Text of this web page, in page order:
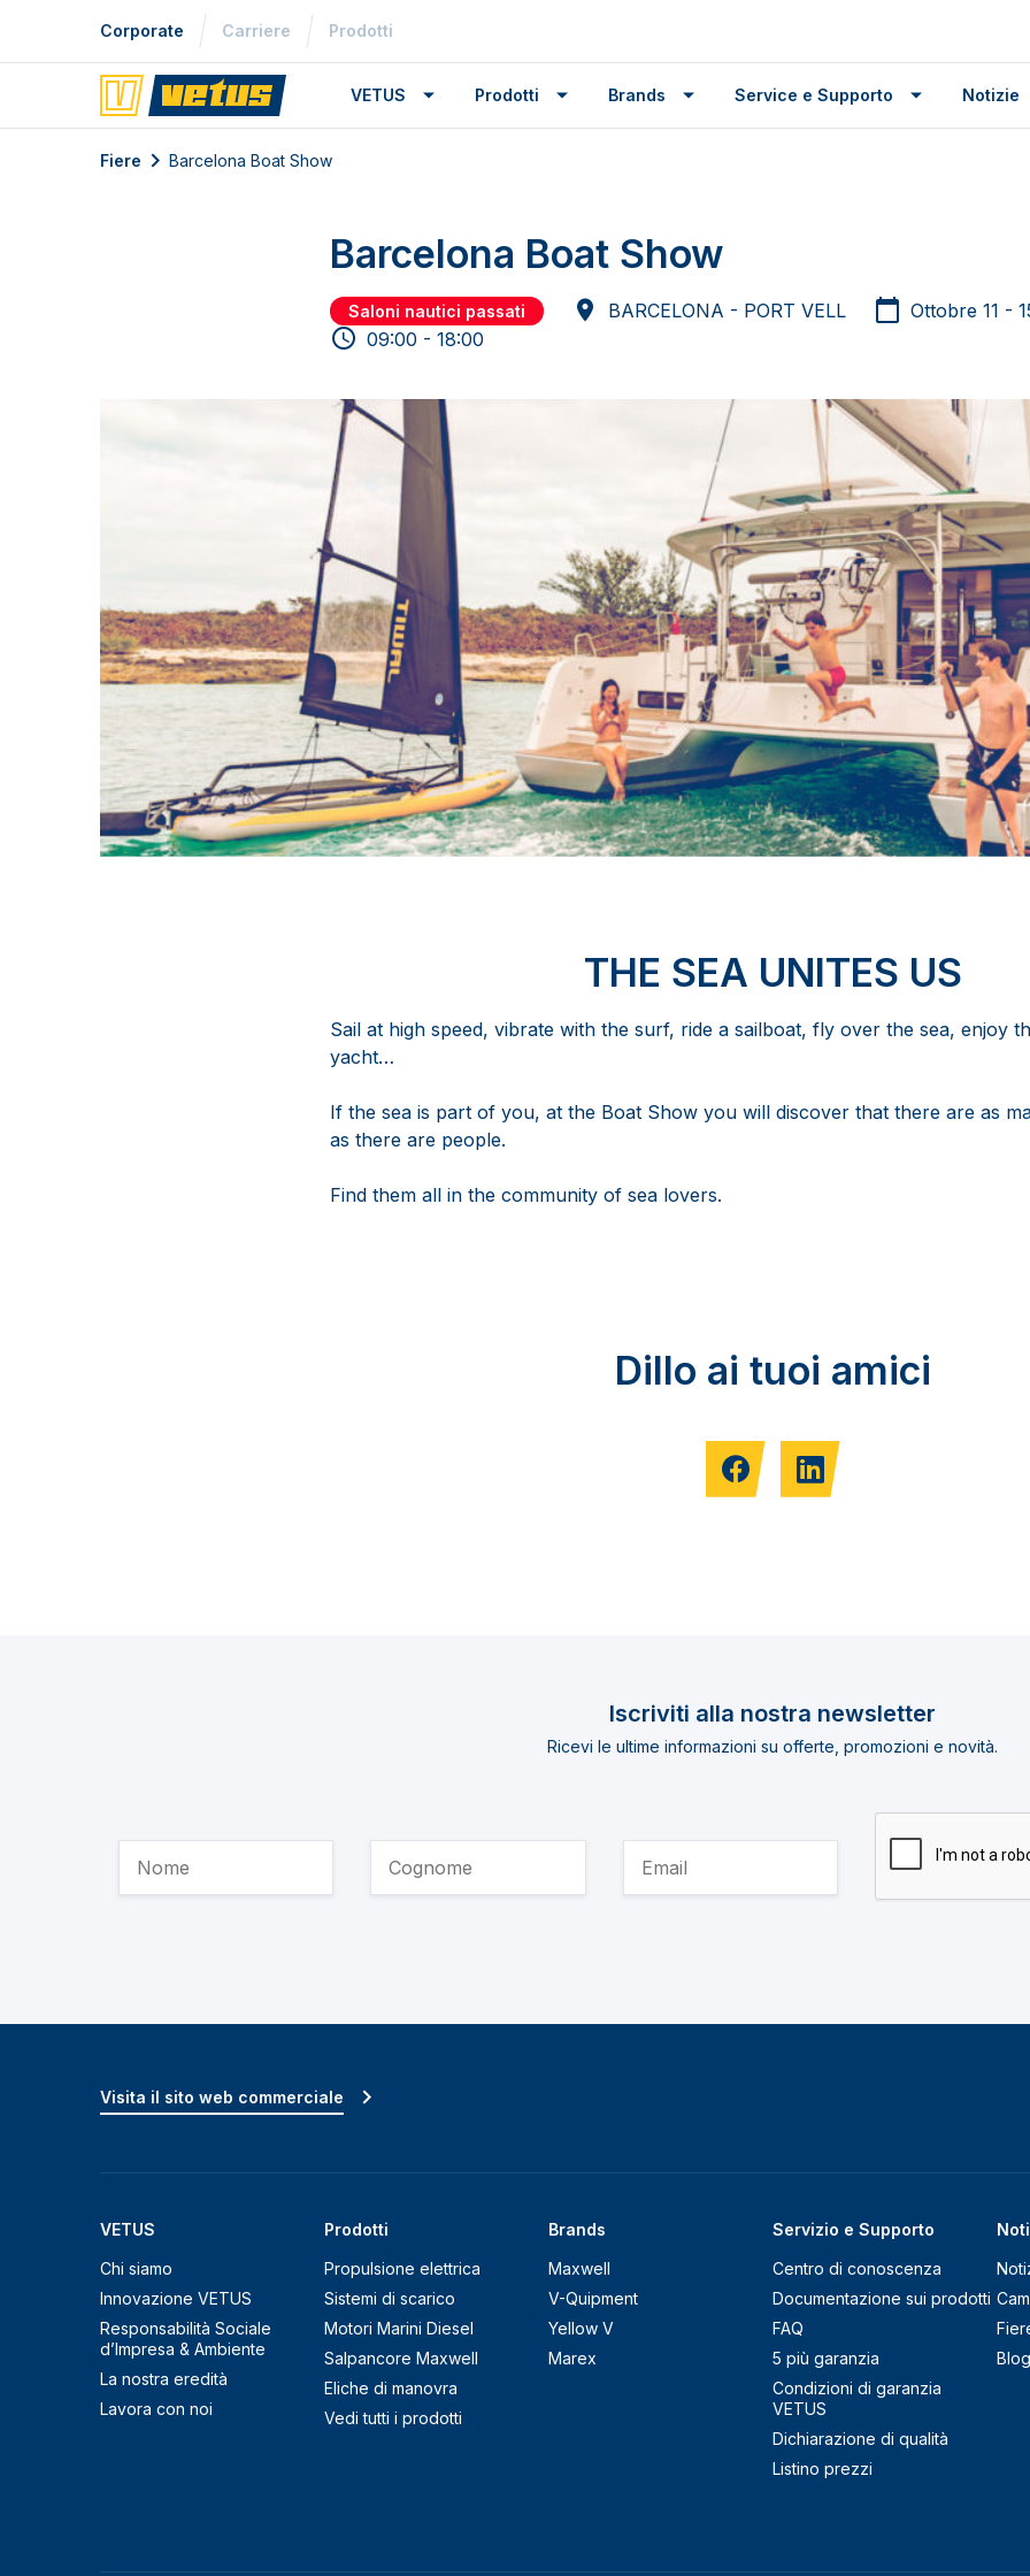
Corporate Carriere Prodotti
VETUS Prodotti Brands Service e Supporto Notizie
Fiere Barcelona Boat Show
Barcelona Boat Show
Saloni nautici passati BARCELONA - PORT VELL
Ottobre 11 -
09:00 - 18:00
THE SEA UNITES US
Sail at high speed, vibrate with the surf, ride a sailboat, fly over the sea, enjoy
yacht…
If the sea is part of you, at the Boat Show you will discover that there are as
as there are people.
Find them all in the community of sea lovers.
Dillo ai tuoi amici
Iscriviti alla nostra newsletter
Ricevi le ultime informazioni su offerte, promozioni e novità.
VETUS
Chi siamo
Innovazione VETUS
Responsabilità Sociale
d’Impresa & Ambiente
La nostra eredità
Lavora con noi
Prodotti
Propulsione elettrica
Sistemi di scarico
Motori Marini Diesel
Salpancore Maxwell
Eliche di manovra
Vedi tutti i prodotti
Brands
Maxwell
V-Quipment
Yellow V
Marex
Servizio e Supporto
Centro di conoscenza
Documentazione sui prodotti
FAQ
5 più garanzia
Condizioni di garanzia
VETUS
Dichiarazione di qualità
Listino prezzi
Blog
Visita il sito web commerciale